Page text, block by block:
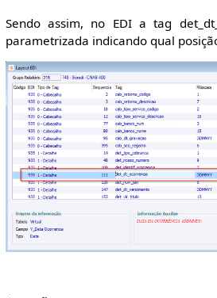
Sendo assim, no EDI a tag
parametrizada indicando qual